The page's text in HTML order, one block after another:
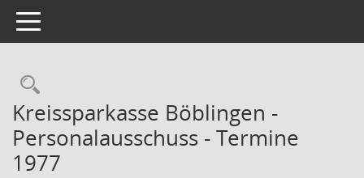
Toggle navigation
Rechercheauswahl
Kreissparkasse Böblingen -
Personalausschuss - Termine
1977